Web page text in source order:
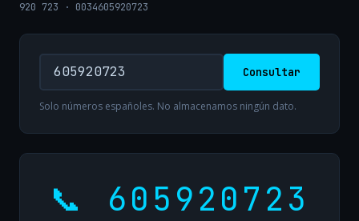
920 723 · 0034605920723
Consultar
Solo números españoles. No almacenamos ningún dato.
📞 605920723